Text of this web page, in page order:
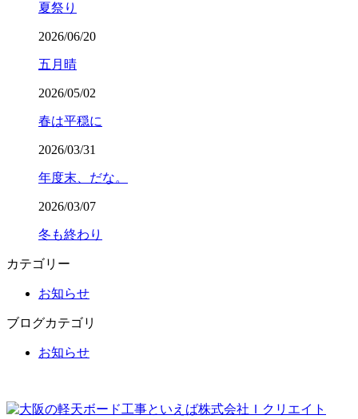
夏祭り
2026/06/20
五月晴
2026/05/02
春は平穏に
2026/03/31
年度末、だな。
2026/03/07
冬も終わり
カテゴリー
お知らせ
ブログカテゴリ
お知らせ